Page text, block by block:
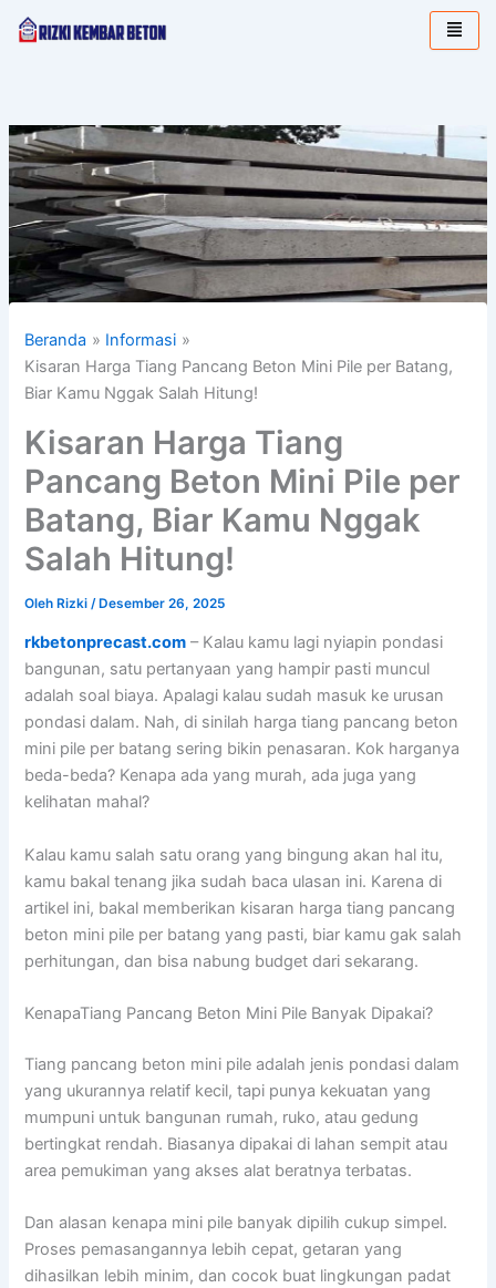
Lewati
Beranda
Informasi
Kisaran Harga Tiang Pancang Beton Mini Pile per Batang,
Biar Kamu Nggak Salah Hitung!
Kisaran Harga Tiang
Pancang Beton Mini Pile per
Batang, Biar Kamu Nggak
Salah Hitung!
OlehRizki/Desember 26, 2025
rkbetonprecast.com – Kalau kamu lagi nyiapin pondasi
bangunan, satu pertanyaan yang hampir pasti muncul
adalah soal biaya. Apalagi kalau sudah masuk ke urusan
pondasi dalam. Nah, di sinilah harga tiang pancang beton
mini pile per batang sering bikin penasaran. Kok harganya
beda-beda? Kenapa ada yang murah, ada juga yang
kelihatan mahal?
Kalau kamu salah satu orang yang bingung akan hal itu,
kamu bakal tenang jika sudah baca ulasan ini. Karena di
artikel ini, bakal memberikan kisaran harga tiang pancang
beton mini pile per batang yang pasti, biar kamu gak salah
perhitungan, dan bisa nabung budget dari sekarang.
KenapaTiang Pancang Beton Mini Pile Banyak Dipakai?
Tiang pancang beton mini pile adalah jenis pondasi dalam
yang ukurannya relatif kecil, tapi punya kekuatan yang
mumpuni untuk bangunan rumah, ruko, atau gedung
bertingkat rendah. Biasanya dipakai di lahan sempit atau
area pemukiman yang akses alat beratnya terbatas.
Dan alasan kenapa mini pile banyak dipilih cukup simpel.
Proses pemasangannya lebih cepat, getaran yang
dihasilkan lebih minim, dan cocok buat lingkungan padat